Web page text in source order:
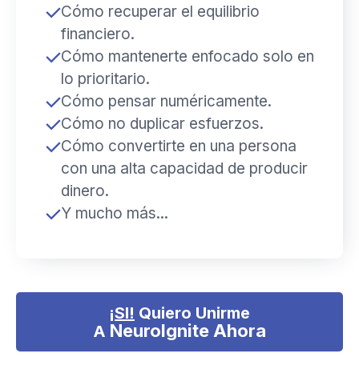
Cómo recuperar el equilibrio
financiero.
Cómo mantenerte enfocado solo en
lo prioritario.
Cómo pensar numéricamente.
Cómo no duplicar esfuerzos.
Cómo convertirte en una persona
con una alta capacidad de producir
dinero.
Y mucho más...
¡SI! Quiero Unirme
A NeuroIgniteAhora